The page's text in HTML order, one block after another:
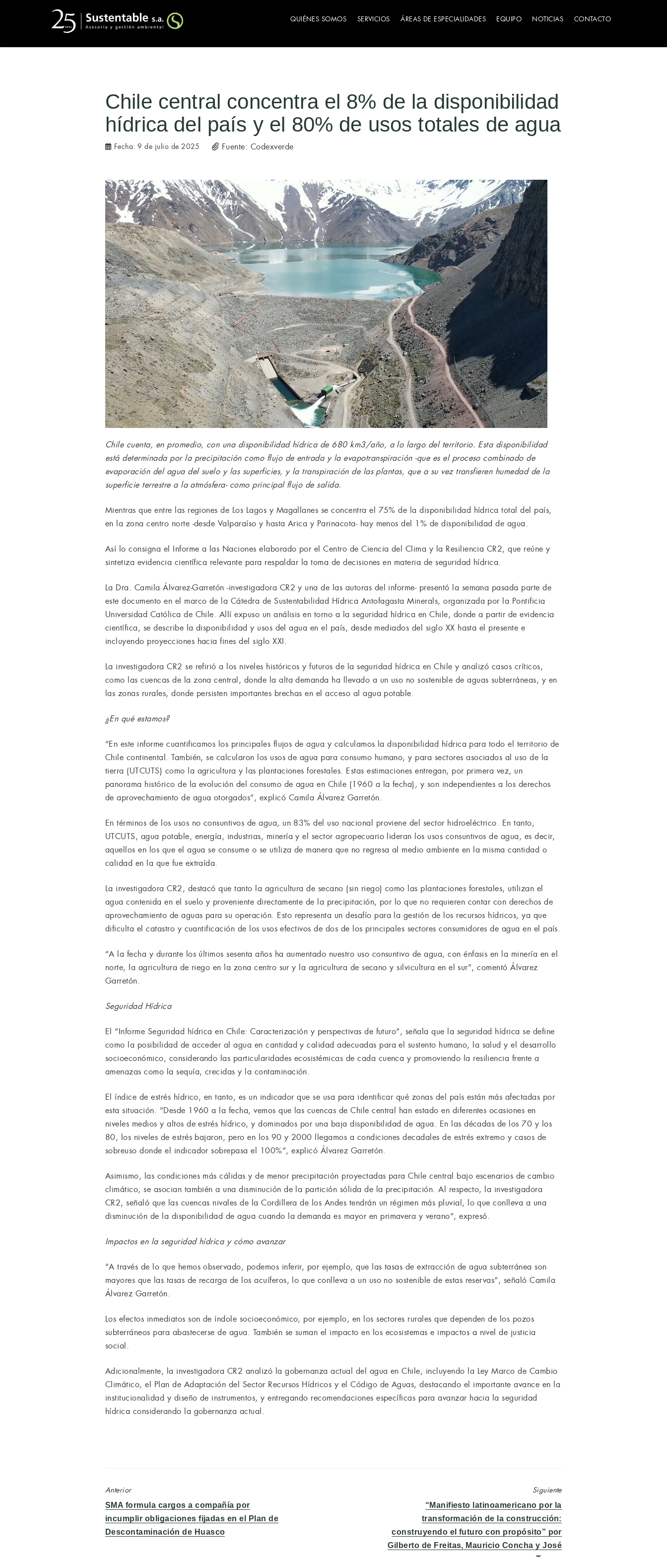
QUIÉNES SOMOS SERVICIOS ÁREAS DE ESPECIALIDADES EQUIPO NOTICIAS CONTACTO
Chile central concentra el 8% de la disponibilidad
hídrica del país y el 80% de usos totales de agua
Fecha:9 de julio de 2025 Fuente: Codexverde
Chile cuenta, en promedio, con una disponibilidad hídrica de 680 km3/año, a lo largo del territorio. Esta disponibilidad
está determinada por la precipitación como flujo de entrada y la evapotranspiración -que es el proceso combinado de
evaporación del agua del suelo y las superficies, y la transpiración de las plantas, que a su vez transfieren humedad de la
superficie terrestre a la atmósfera- como principal flujo de salida.
Mientras que entre las regiones de Los Lagos y Magallanes se concentra el 75% de la disponibilidad hídrica total del país,
en la zona centro norte -desde Valparaíso y hasta Arica y Parinacota- hay menos del 1% de disponibilidad de agua.
Así lo consigna el Informe a las Naciones elaborado por el Centro de Ciencia del Clima y la Resiliencia CR2, que reúne y
sintetiza evidencia científica relevante para respaldar la toma de decisiones en materia de seguridad hídrica.
La Dra. Camila Álvarez-Garretón -investigadora CR2 y una de las autoras del informe- presentó la semana pasada parte de
este documento en el marco de la Cátedra de Sustentabilidad Hídrica Antofagasta Minerals, organizada por la Pontificia
Universidad Católica de Chile. Allí expuso un análisis en torno a la seguridad hídrica en Chile, donde a partir de evidencia
científica, se describe la disponibilidad y usos del agua en el país, desde mediados del siglo XX hasta el presente e
incluyendo proyecciones hacia fines del siglo XXI.
La investigadora CR2 se refirió a los niveles históricos y futuros de la seguridad hídrica en Chile y analizó casos críticos,
como las cuencas de la zona central, donde la alta demanda ha llevado a un uso no sostenible de aguas subterráneas, y en
las zonas rurales, donde persisten importantes brechas en el acceso al agua potable.
¿En qué estamos?
“En este informe cuantificamos los principales flujos de agua y calculamos la disponibilidad hídrica para todo el territorio de
Chile continental. También, se calcularon los usos de agua para consumo humano, y para sectores asociados al uso de la
tierra (UTCUTS) como la agricultura y las plantaciones forestales. Estas estimaciones entregan, por primera vez, un
panorama histórico de la evolución del consumo de agua en Chile (1960 a la fecha), y son independientes a los derechos
de aprovechamiento de agua otorgados”, explicó Camila Álvarez Garretón.
En términos de los usos no consuntivos de agua, un 83% del uso nacional proviene del sector hidroeléctrico. En tanto,
UTCUTS, agua potable, energía, industrias, minería y el sector agropecuario lideran los usos consuntivos de agua, es decir,
aquellos en los que el agua se consume o se utiliza de manera que no regresa al medio ambiente en la misma cantidad o
calidad en la que fue extraída.
La investigadora CR2, destacó que tanto la agricultura de secano (sin riego) como las plantaciones forestales, utilizan el
agua contenida en el suelo y proveniente directamente de la precipitación, por lo que no requieren contar con derechos de
aprovechamiento de aguas para su operación. Esto representa un desafío para la gestión de los recursos hídricos, ya que
dificulta el catastro y cuantificación de los usos efectivos de dos de los principales sectores consumidores de agua en el país.
“A la fecha y durante los últimos sesenta años ha aumentado nuestro uso consuntivo de agua, con énfasis en la minería en el
norte, la agricultura de riego en la zona centro sur y la agricultura de secano y silvicultura en el sur”, comentó Álvarez
Garretón.
Seguridad Hídrica
El “Informe Seguridad hídrica en Chile: Caracterización y perspectivas de futuro”, señala que la seguridad hídrica se define
como la posibilidad de acceder al agua en cantidad y calidad adecuadas para el sustento humano, la salud y el desarrollo
socioeconómico, considerando las particularidades ecosistémicas de cada cuenca y promoviendo la resiliencia frente a
amenazas como la sequía, crecidas y la contaminación.
El índice de estrés hídrico, en tanto, es un indicador que se usa para identificar qué zonas del país están más afectadas por
esta situación. “Desde 1960 a la fecha, vemos que las cuencas de Chile central han estado en diferentes ocasiones en
niveles medios y altos de estrés hídrico, y dominados por una baja disponibilidad de agua. En las décadas de los 70 y los
80, los niveles de estrés bajaron, pero en los 90 y 2000 llegamos a condiciones decadales de estrés extremo y casos de
sobreuso donde el indicador sobrepasa el 100%”, explicó Álvarez Garretón.
Asimismo, las condiciones más cálidas y de menor precipitación proyectadas para Chile central bajo escenarios de cambio
climático, se asocian también a una disminución de la partición sólida de la precipitación. Al respecto, la investigadora
CR2, señaló que las cuencas nivales de la Cordillera de los Andes tendrán un régimen más pluvial, lo que conlleva a una
disminución de la disponibilidad de agua cuando la demanda es mayor en primavera y verano”, expresó.
Impactos en la seguridad hídrica y cómo avanzar
“A través de lo que hemos observado, podemos inferir, por ejemplo, que las tasas de extracción de agua subterránea son
mayores que las tasas de recarga de los acuíferos, lo que conlleva a un uso no sostenible de estas reservas”, señaló Camila
Álvarez Garretón.
Los efectos inmediatos son de índole socioeconómico, por ejemplo, en los sectores rurales que dependen de los pozos
subterráneos para abastecerse de agua. También se suman el impacto en los ecosistemas e impactos a nivel de justicia
social.
Adicionalmente, la investigadora CR2 analizó la gobernanza actual del agua en Chile, incluyendo la Ley Marco de Cambio
Climático, el Plan de Adaptación del Sector Recursos Hídricos y el Código de Aguas, destacando el importante avance en la
institucionalidad y diseño de instrumentos, y entregando recomendaciones específicas para avanzar hacia la seguridad
hídrica considerando la gobernanza actual.
Anterior
Entrada
anterior:
SMA formula cargos a compañía por
incumplir obligaciones fijadas en el Plan de
Descontaminación de Huasco
Siguiente
Entrada
siguiente:
“Manifiesto latinoamericano por la
transformación de la construcción:
construyendo el futuro con propósito” por
Gilberto de Freitas, Mauricio Concha y José